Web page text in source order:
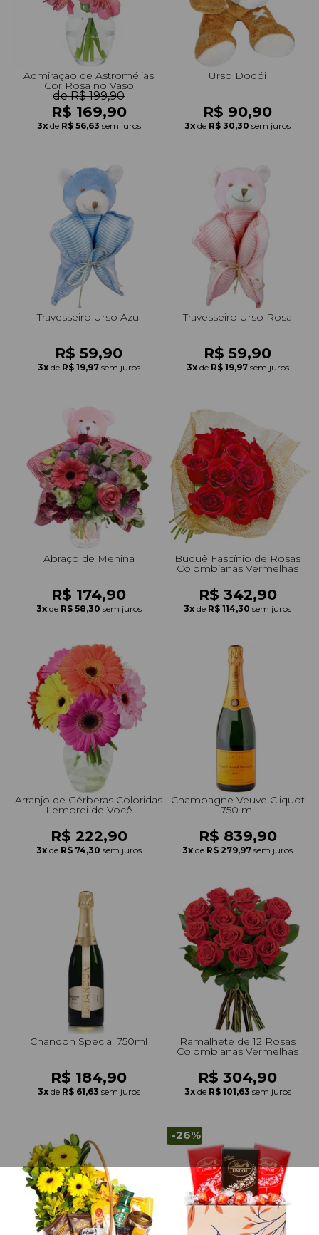
Admiração de Astromélias
Cor Rosa no Vaso
de R$ 199,90
R$ 169,90
3x de R$ 56,63 sem juros
Urso Dodói
R$ 90,90
3x de R$ 30,30 sem juros
Travesseiro Urso Azul
R$ 59,90
3x de R$ 19,97 sem juros
Travesseiro Urso Rosa
R$ 59,90
3x de R$ 19,97 sem juros
Abraço de Menina
R$ 174,90
3x de R$ 58,30 sem juros
Buquê Fascínio de Rosas
Colombianas Vermelhas
R$ 342,90
3x de R$ 114,30 sem juros
Arranjo de Gérberas Coloridas
Lembrei de Você
R$ 222,90
3x de R$ 74,30 sem juros
Champagne Veuve Cliquot
750 ml
R$ 839,90
3x de R$ 279,97 sem juros
Chandon Special 750ml
R$ 184,90
3x de R$ 61,63 sem juros
Ramalhete de 12 Rosas
Colombianas Vermelhas
R$ 304,90
3x de R$ 101,63 sem juros
-26%